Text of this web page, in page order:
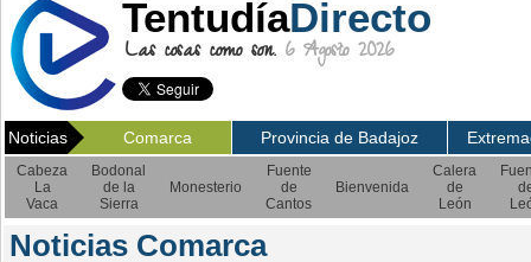
TentudíaDirecto
Las cosas como son. 6 Agosto 2026
Noticias Comarca Provincia de Badajoz
Cabeza
La
Vaca
Bodonal
de la
Sierra
Monesterio
Fuente
de
Cantos
Bienvenida
Calera
de
León
Noticias Comarca